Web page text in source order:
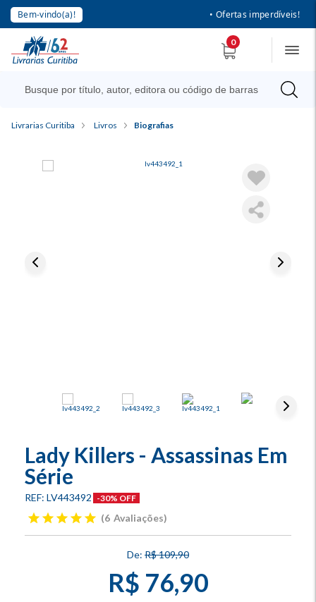
Bem-vindo(a)! • Ofertas imperdíveis!
0
Livrarias Curitiba Livros Biografias
Lady Killers - Assassinas Em
Série
LV443492 -30% OFF
6 Avaliações
R$ 109,90
R$ 76,90